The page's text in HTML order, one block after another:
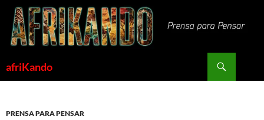
Saltar
contenido
afriKando
PRENSA PARA PENSAR